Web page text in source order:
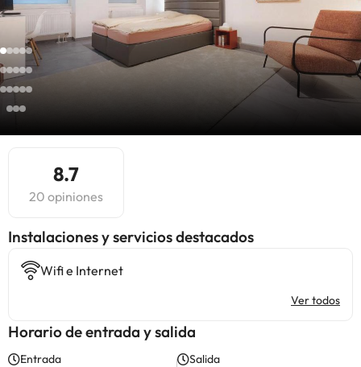
8.7
20 opiniones
Instalaciones y servicios destacados
Wifi e Internet
Ver todos
Horario de entrada y salida
Entrada Salida